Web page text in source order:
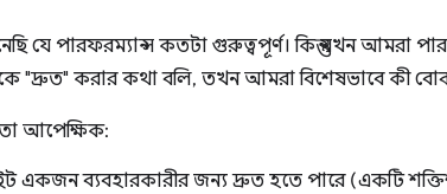
যে পারফরম্যান্স কতটা গুরুত্বপূর্ণ। কিন্তু যখন আমরা
"দ্রুত" করার কথা বলি, তখন আমরা বিশেষভাবে কী
আপেক্ষিক:
একজন ব্যবহারকারীর জন্য দ্রুত হতে পারে (একটি